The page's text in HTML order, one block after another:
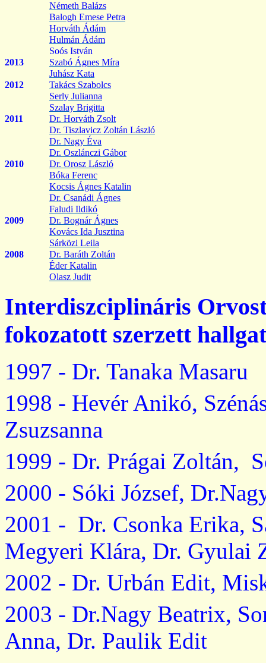
Németh Balázs
Balogh Emese Petra
Horváth Ádám
Hulmán Ádám
Soós István
2013
Szabó Ágnes Míra
Juhász Kata
2012
Takács Szabolcs
Serly Julianna
Szalay Brigitta
2011
Dr. Horváth Zsolt
Dr. Tiszlavicz Zoltán László
Dr. Nagy Éva
Dr. Oszlánczi Gábor
2010
Dr. Orosz László
Bóka Ferenc
Kocsis Ágnes Katalin
Dr. Csanádi Ágnes
Faludi Ildikó
2009
Dr. Bognár Ágnes
Kovács Ida Jusztina
Sárközi Leila
2008
Dr. Baráth Zoltán
Éder Katalin
Olasz Judit
Interdiszciplináris
fokozatott szerzett
1997 - Dr. Tanaka Masaru
1998 - Hevér Anikó,
Zsuzsanna
1999 - Dr. Prágai Zoltán,
2000 - Sóki József,
2001 - Dr. Csonka Erika,
Megyeri Klára, Dr. Gyulai
2002 - Dr. Urbán Edit,
2003 - Dr.Nagy Beatrix,
Anna, Dr. Paulik Edit